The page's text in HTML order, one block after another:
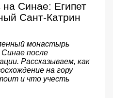
Синае: Египет
Сант-Катрин
монастырь
после
Рассказываем, как
на гору
и что учесть